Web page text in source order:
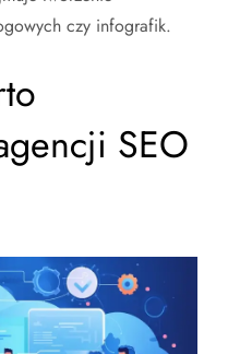
czy infografik.
SEO